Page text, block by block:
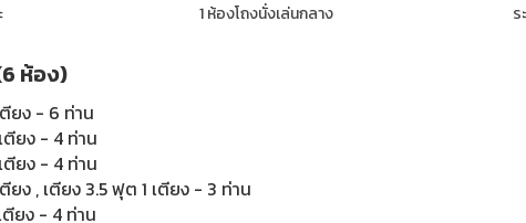
1 ห้องโถงนั่งเล่นกลาง ร
ห้อง)
ยง - 6 ท่าน
ตียง - 4 ท่าน
ตียง - 4 ท่าน
ยง , เตียง 3.5 ฟุต 1 เตียง - 3 ท่าน
ยง - 4 ท่าน